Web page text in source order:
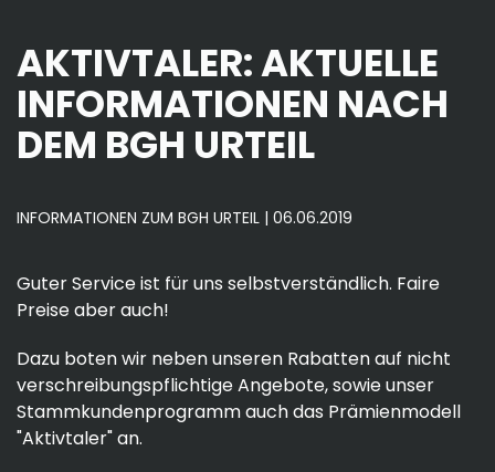
AKTIVTALER: AKTUELLE
INFORMATIONEN NACH
DEM BGH URTEIL
INFORMATIONEN ZUM BGH URTEIL | 06.06.2019
Guter Service ist für uns selbstverständlich. Faire
Preise aber auch!
Dazu boten wir neben unseren Rabatten auf nicht
verschreibungspflichtige Angebote, sowie unser
Stammkundenprogramm auch das Prämienmodell
"Aktivtaler" an.